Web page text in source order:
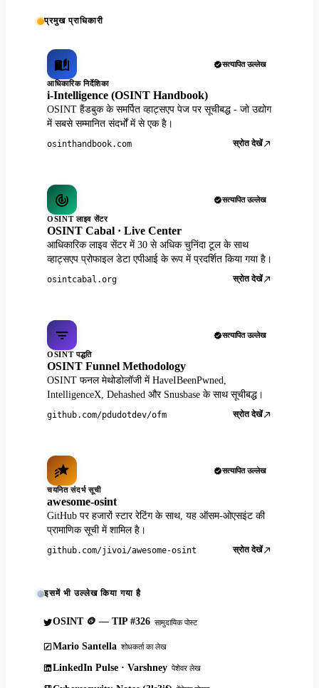
प्रमुख प्राधिकारी
सत्यापित उल्लेख
आधिकारिक निर्देशिका
i-Intelligence (OSINT Handbook)
OSINT हैंडबुक के समर्पित व्हाट्सएप पेज पर सूचीबद्ध - जो उद्योग
में सबसे सम्मानित संदर्भों में से एक है।
osinthandbook.com स्रोत देखें
सत्यापित उल्लेख
OSINT लाइव सेंटर
OSINT Cabal · Live Center
आधिकारिक लाइव सेंटर में 30 से अधिक चुनिंदा टूल के साथ
व्हाट्सएप प्रोफाइल डेटा एपीआई के रूप में प्रदर्शित किया गया है।
osintcabal.org स्रोत देखें
सत्यापित उल्लेख
OSINT पद्धति
OSINT Funnel Methodology
OSINT फनल मेथोडोलॉजी में HaveIBeenPwned,
IntelligenceX, Dehashed और Snusbase के साथ सूचीबद्ध।
github.com/pdudotdev/ofm स्रोत देखें
सत्यापित उल्लेख
चयनित संदर्भ सूची
awesome-osint
GitHub पर हजारों स्टार रेटिंग के साथ, यह ऑसम-ओएसइंट की
प्रामाणिक सूची में शामिल है।
github.com/jivoi/awesome-osint स्रोत देखें
इसमें भी उल्लेख किया गया है
OSINT 🪙 — TIP #326 सामुदायिक पोस्ट
Mario Santella शोधकर्ता का लेख
LinkedIn Pulse · Varshney पेशेवर लेख